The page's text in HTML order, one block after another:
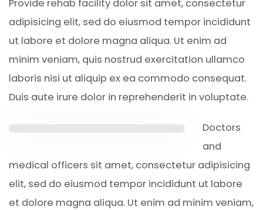
Provide rehab facility dolor sit amet, consectetur
adipisicing elit, sed do eiusmod tempor incididunt
ut labore et dolore magna aliqua. Ut enim ad
minim veniam, quis nostrud exercitation ullamco
laboris nisi ut aliquip ex ea commodo consequat.
Duis aute irure dolor in reprehenderit in voluptate.
Doctors
and
medical officers sit amet, consectetur adipisicing
elit, sed do eiusmod tempor incididunt ut labore
et dolore magna aliqua. Ut enim ad minim veniam,